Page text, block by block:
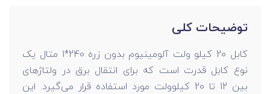
توضیحات کلی
کابل 20 کیلو ولت آلومینیوم بدون زره 240*1 متال یک
نوع کابل قدرت است که برای انتقال برق در ولتاژهای
بین 12 تا 20 کیلوولت مورد استفاده قرار می‌گیرد. این